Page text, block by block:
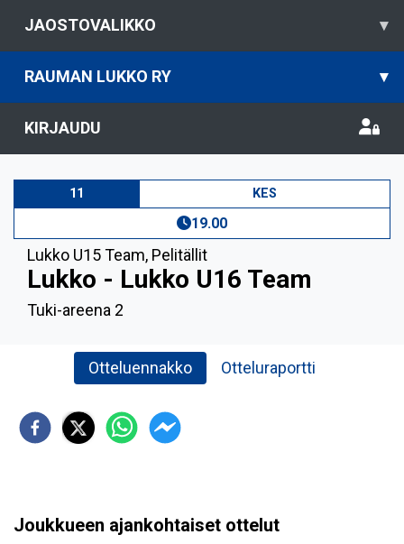
JAOSTOVALIKKO ▾
RAUMAN LUKKO RY ▾
KIRJAUDU
11 KES
19.00
Lukko U15 Team, Pelitällit
Lukko - Lukko U16 Team
Tuki-areena 2
Otteluennakko Otteluraportti
Joukkueen ajankohtaiset ottelut